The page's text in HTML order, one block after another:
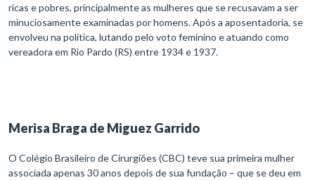
ricas e pobres, principalmente as mulheres que se recusavam a ser
minuciosamente examinadas por homens. Após a aposentadoria, se
envolveu na política, lutando pelo voto feminino e atuando como
vereadora em Rio Pardo (RS) entre 1934 e 1937.
Merisa Braga de Miguez Garrido
O Colégio Brasileiro de Cirurgiões (CBC) teve sua primeira mulher
associada apenas 30 anos depois de sua fundação – que se deu em